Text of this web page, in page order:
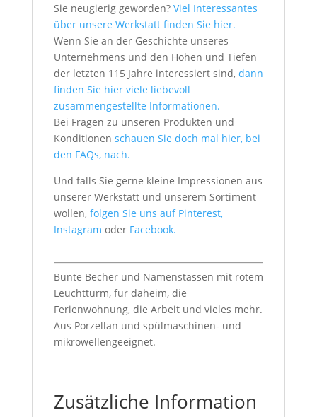
Sie neugierig geworden?Viel Interessantes
über unsere Werkstatt finden Sie hier.
Wenn Sie an der Geschichte unseres
Unternehmens und den Höhen und Tiefen
der letzten 115 Jahre interessiert sind, dann
finden Sie hier viele liebevoll
zusammengestellte Informationen.
Bei Fragen zu unseren Produkten und
Konditionen schauen Sie doch mal hier, bei
den FAQs, nach.
Und falls Sie gerne kleine Impressionen aus
unserer Werkstatt und unserem Sortiment
wollen,folgen Sie uns auf Pinterest,
Instagram oder Facebook.
Bunte Becher und Namenstassen mit rotem
Leuchtturm, für daheim, die
Ferienwohnung, die Arbeit und vieles mehr.
Aus Porzellan und spülmaschinen- und
mikrowellengeeignet.
Zusätzliche Information